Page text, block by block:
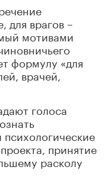
для врагов –
мотивами
формулу «для
врачей,
голоса
принятие
расколу